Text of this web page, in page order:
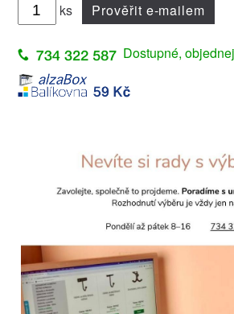
ks Prověřit e-mailem
Dostupné,